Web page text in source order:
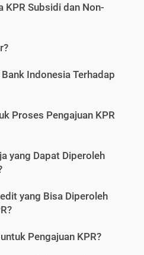
KPR Subsidi dan Non-
Indonesia Terhadap
Proses Pengajuan KPR
yang Dapat Diperoleh
yang Bisa Diperoleh
Pengajuan KPR?